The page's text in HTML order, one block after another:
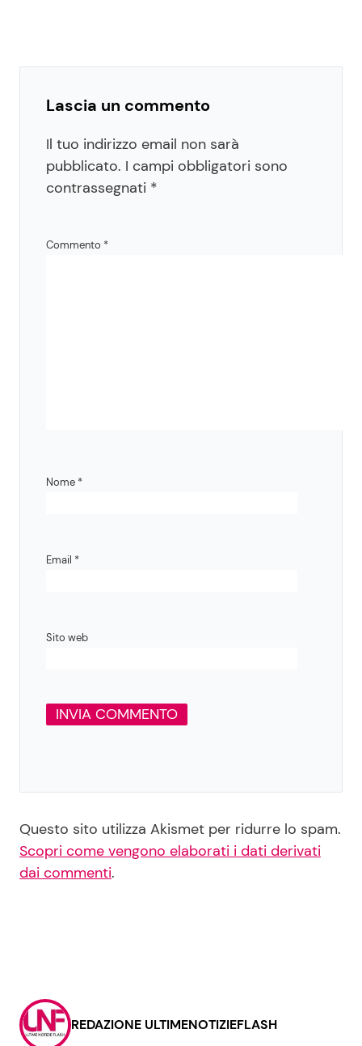
Lascia un commento
Il tuo indirizzo email non sarà
pubblicato. I campi obbligatori sono
contrassegnati *
Commento *
Nome *
Email *
Sito web
Questo sito utilizza Akismet per ridurre lo spam.
Scopri come vengono elaborati i dati derivati
dai commenti.
REDAZIONE ULTIMENOTIZIEFLASH